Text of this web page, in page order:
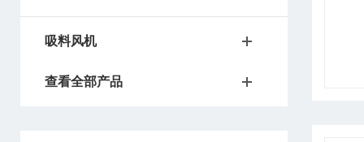
吸料风机
查看全部产品